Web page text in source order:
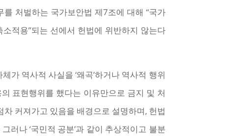
처벌하는 국가보안법 제7조에 대해 “국가
적용”되는 선에서 헌법에 위반하지 않는다
가 역사적 사실을 ‘왜곡’하거나 역사적 행위
표현행위를 했다는 이유만으로 금지 및 처
커져가고 있음을 배경으로 설명하며, 헌법
러나 ‘국민적 공분’과 같이 추상적이고 불분